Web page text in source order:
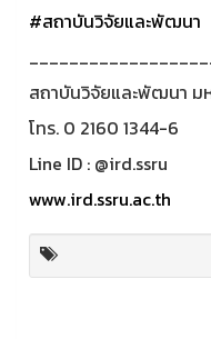
#สถาบันวิจัยและพัฒนา
สถาบันวิจัยและพัฒนา ม
โทร. 0 2160 1344-6
Line ID : @ird.ssru
www.ird.ssru.ac.th